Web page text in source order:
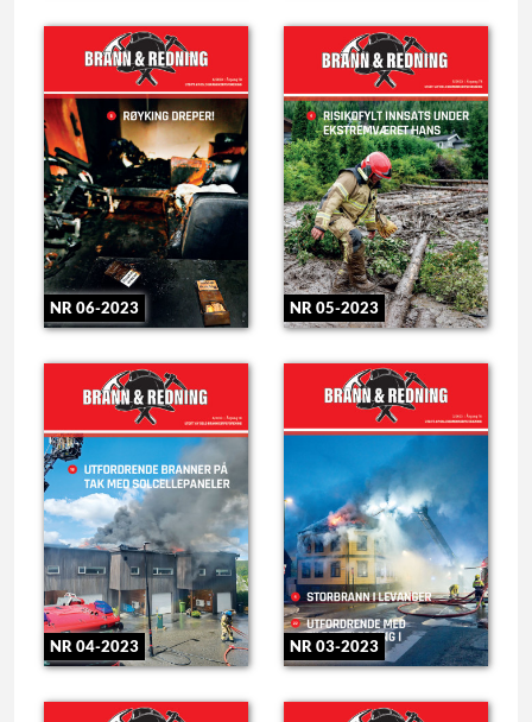
NR 06-2023 NR 05-2023
NR 04-2023 NR 03-2023